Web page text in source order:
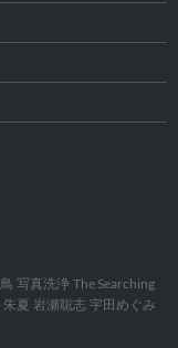
鳥 写真洗浄 The Searching
朱夏 岩瀬聡志 宇田めぐみ